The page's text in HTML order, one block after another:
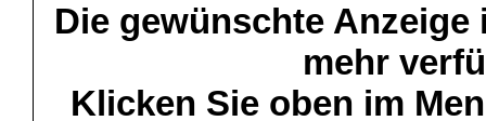
Die gewünschte
mehr
Klicken Sie oben im